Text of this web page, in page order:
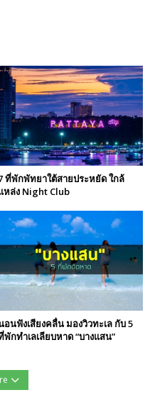
ที่พักพัทยาใต้สายประหยัด ใกล้
หล่ง Night Club
อนฟังเสียงคลื่น มองวิวทะเล กับ 5
พักทำเลเลียบหาด “บางแสน”